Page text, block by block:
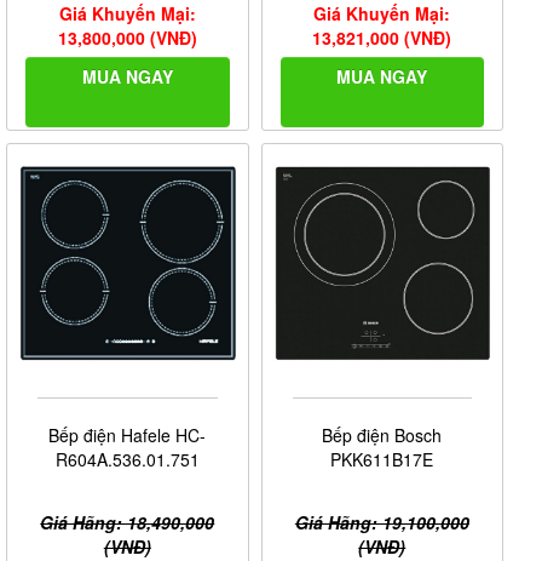
Giá Khuyến Mại:
13,800,000 (VNĐ)
MUA NGAY
Giá Khuyến Mại:
13,821,000 (VNĐ)
MUA NGAY
Bếp điện Hafele HC-
R604A.536.01.751
Giá Hãng: 18,490,000
(VNĐ)
Bếp điện Bosch
PKK611B17E
Giá Hãng: 19,100,000
(VNĐ)